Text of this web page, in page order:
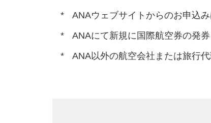
ANAウェブサイトからのお申込
ANAにて新規に国際航空券の発
ANA以外の航空会社または旅行